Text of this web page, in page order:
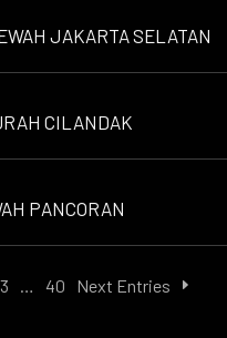
JAKARTA SELATAN
CILANDAK
PANCORAN
3 40 Next Entries